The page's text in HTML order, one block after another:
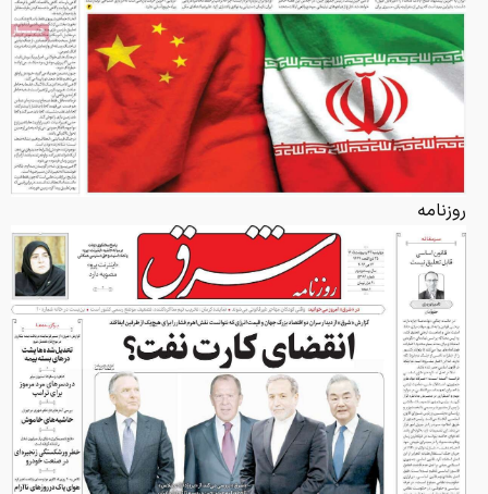
روزنامه